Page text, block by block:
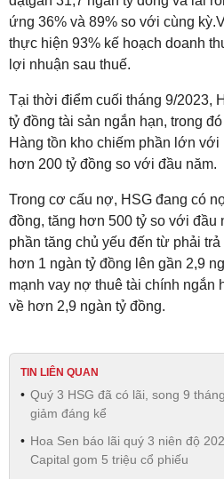
ứng 36% và 89% so với cùng kỳ.
thực hiện 93% kế hoạch doanh
lợi nhuận sau thuế.
Tại thời điểm cuối tháng 9/2023,
tỷ đồng tài sản ngắn hạn, trong
Hàng tồn kho chiếm phần lớn với
hơn 200 tỷ đồng so với đầu năm.
Trong cơ cấu nợ, HSG đang có
đồng, tăng hơn 500 tỷ so với đầu
phần tăng chủ yếu đến từ phải
hơn 1 ngàn tỷ đồng lên gần 2,9
mạnh vay nợ thuê tài chính ngắn
về hơn 2,9 ngàn tỷ đồng.
TIN LIÊN QUAN
Quý 3 HSG đã có lãi, song 9
giảm đáng kể
Hoa Sen báo lãi quý 3 niên độ
Capital gom 5 triệu cổ phiếu